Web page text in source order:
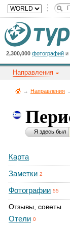
2,300,000 фотографий и
Направления
→ Направления
Я здесь был
Карта
Заметки 2
Фотографии 55
Отзывы, советы
Отели 0
Cейчас
на
сайте:
Title
Button